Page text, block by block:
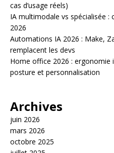
cas d’usage réels)
IA multimodale vs spécialisée :
2026
Automations IA 2026 : Make,
remplacent les devs
Home office 2026 : ergonomie
posture et personnalisation
Archives
juin 2026
mars 2026
octobre 2025